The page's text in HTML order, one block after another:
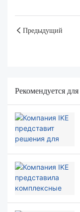
Предыдущий
Рекомендуется для